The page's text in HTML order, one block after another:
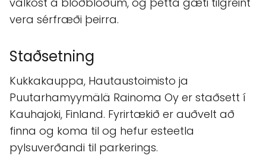
Puutarhamyymälä Rainoma Oy erlendur
sérfræði á blóðblöðum og er staðsett við
Suomi. Fyrirtækið hefur símanúmer
vefsíðukauhajoenkukkakauppa.fi
Sérfræði
Kukkakauppa er sérfræðin afKukkakauppa,
Hautaustoimisto ja Puutarhamyymälä